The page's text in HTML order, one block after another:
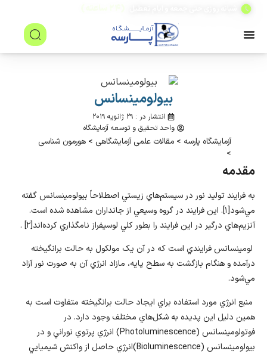
بيولومينسانس
انتشار در : ۲۹ ژانویه ۲۰۱۹
واحد تحقیق و توسعه آزمایشگاه
آزمایشگاه پارسه > مقالات علمی آزمایشگاهی > هورمون شناسی
>
مقدمه
به فرايند توليد نور در سيستم‌هاي زيستي اصطلاحاً بيولومينسانس گفته
مي‌شود[۱]. اين فرايند در گروه وسيعي از جانداران مشاهده شده است.
آنزيم‌هاي درگير در اين فرايند را بطور كلي لوسيفراز نامگذاري كرده‌اند[۲] .
لومينسانس فرايندي است که در آن يک مولکول به حالت برانگيخته
درآمده و هنگام بازگشت به سطح پايه، مازاد انرژي آن به صورت نور آزاد
مي‌شود.
منبع انرژي مورد استفاده براي ايجاد حالت برانگيخته متفاوت است به
همين دليل اين پديده به شكل‌هاي مختلف وجود دارد. در
فوتولومينسانس (Photoluminescence) انرژي پرتوي نوراني و در
بيولومينسانس (Bioluminescence)انرژي حاصل از واكنش شيميايي